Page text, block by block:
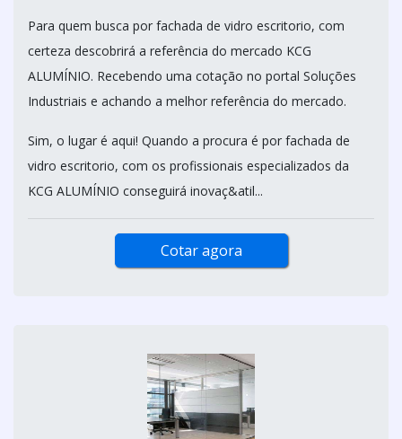
Para quem busca por fachada de vidro escritorio, com
certeza descobrirá a referência do mercado KCG
ALUMÍNIO. Recebendo uma cotação no portal Soluções
Industriais e achando a melhor referência do mercado.
Sim, o lugar é aqui! Quando a procura é por fachada de
vidro escritorio, com os profissionais especializados da
KCG ALUMÍNIO conseguirá inovaç&atil...
Cotar agora